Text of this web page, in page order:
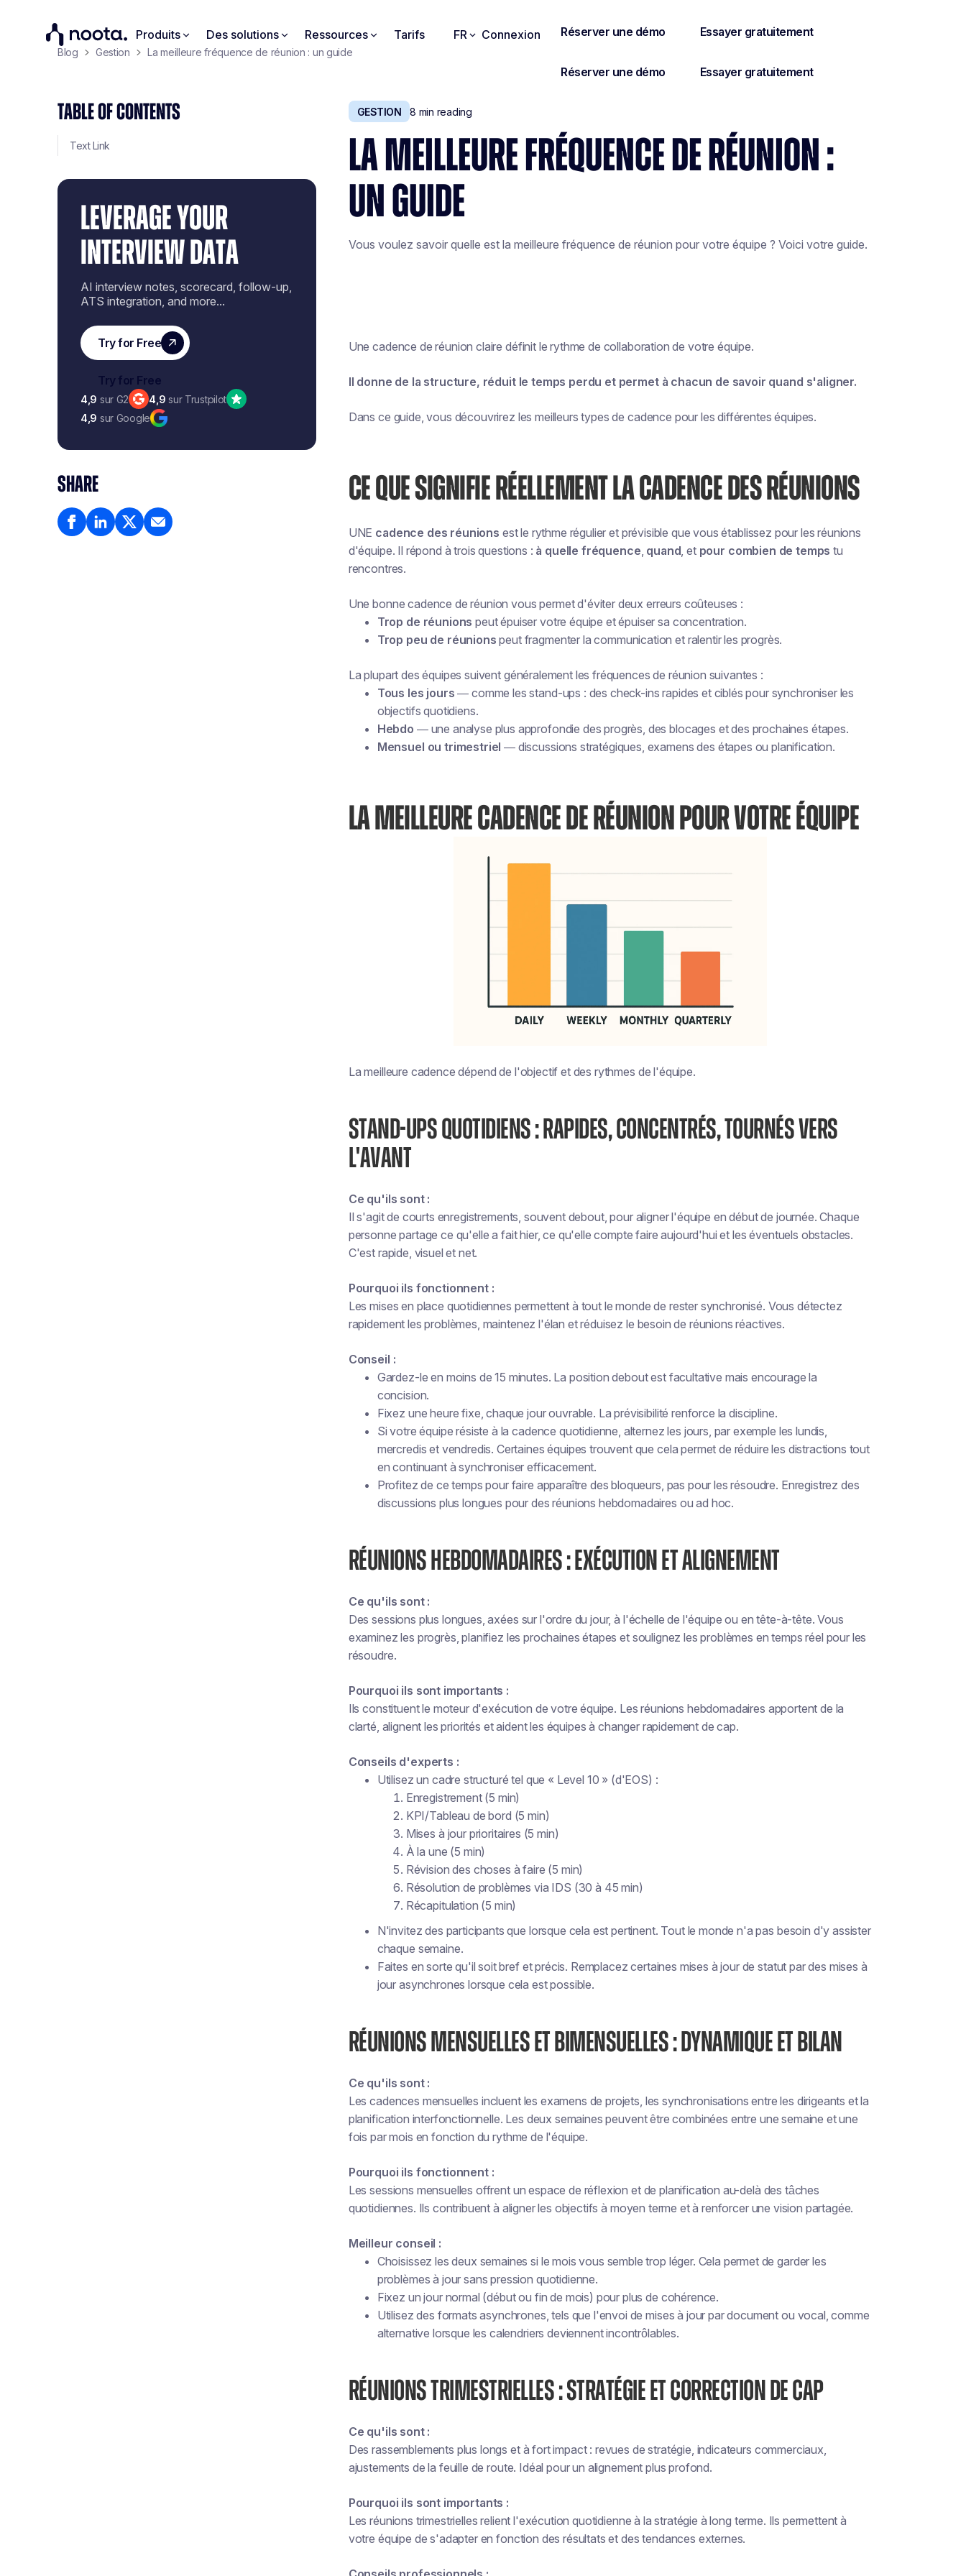
Produits Des solutions Ressources Tarifs FR Connexion
Blog Gestion La meilleure fréquence de réunion : un guide
TABLE OF CONTENTS
Text Link
LEVERAGE YOUR
INTERVIEW DATA
AI interview notes, scorecard, follow-up,
ATS integration, and more...
4,9 sur G2 4,9 sur Trustpilot
4,9 sur Google
SHARE
GESTION 8 min reading
LA MEILLEURE FRÉQUENCE DE RÉUNION :
UN GUIDE
Vous voulez savoir quelle est la meilleure fréquence de réunion pour votre équipe ? Voici votre guide.
Une cadence de réunion claire définit le rythme de collaboration de votre équipe.
Il donne de la structure, réduit le temps perdu et permet à chacun de savoir quand s'aligner.
Dans ce guide, vous découvrirez les meilleurs types de cadence pour les différentes équipes.
CE QUE SIGNIFIE RÉELLEMENT LA CADENCE DES RÉUNIONS
UNE cadence des réunions est le rythme régulier et prévisible que vous établissez pour les réunions
d'équipe. Il répond à trois questions : à quelle fréquence, quand, et pour combien de temps tu
rencontres.
Une bonne cadence de réunion vous permet d'éviter deux erreurs coûteuses :
Trop de réunions peut épuiser votre équipe et épuiser sa concentration.
Trop peu de réunions peut fragmenter la communication et ralentir les progrès.
La plupart des équipes suivent généralement les fréquences de réunion suivantes :
Tous les jours — comme les stand-ups : des check-ins rapides et ciblés pour synchroniser les
objectifs quotidiens.
Hebdo — une analyse plus approfondie des progrès, des blocages et des prochaines étapes.
Mensuel ou trimestriel — discussions stratégiques, examens des étapes ou planification.
LA MEILLEURE CADENCE DE RÉUNION POUR VOTRE ÉQUIPE
La meilleure cadence dépend de l'objectif et des rythmes de l'équipe.
STAND-UPS QUOTIDIENS : RAPIDES, CONCENTRÉS, TOURNÉS VERS
L'AVANT
Ce qu'ils sont :
Il s'agit de courts enregistrements, souvent debout, pour aligner l'équipe en début de journée. Chaque
personne partage ce qu'elle a fait hier, ce qu'elle compte faire aujourd'hui et les éventuels obstacles.
C'est rapide, visuel et net.
Pourquoi ils fonctionnent :
Les mises en place quotidiennes permettent à tout le monde de rester synchronisé. Vous détectez
rapidement les problèmes, maintenez l'élan et réduisez le besoin de réunions réactives.
Conseil :
Gardez-le en moins de 15 minutes. La position debout est facultative mais encourage la
concision.
Fixez une heure fixe, chaque jour ouvrable. La prévisibilité renforce la discipline.
Si votre équipe résiste à la cadence quotidienne, alternez les jours, par exemple les lundis,
mercredis et vendredis. Certaines équipes trouvent que cela permet de réduire les distractions tout
en continuant à synchroniser efficacement.
Profitez de ce temps pour faire apparaître des bloqueurs, pas pour les résoudre. Enregistrez des
discussions plus longues pour des réunions hebdomadaires ou ad hoc.
RÉUNIONS HEBDOMADAIRES : EXÉCUTION ET ALIGNEMENT
Ce qu'ils sont :
Des sessions plus longues, axées sur l'ordre du jour, à l'échelle de l'équipe ou en tête-à-tête. Vous
examinez les progrès, planifiez les prochaines étapes et soulignez les problèmes en temps réel pour les
résoudre.
Pourquoi ils sont importants :
Ils constituent le moteur d'exécution de votre équipe. Les réunions hebdomadaires apportent de la
clarté, alignent les priorités et aident les équipes à changer rapidement de cap.
Conseils d'experts :
Utilisez un cadre structuré tel que « Level 10 » (d'EOS) :
Enregistrement (5 min)
KPI/Tableau de bord (5 min)
Mises à jour prioritaires (5 min)
À la une (5 min)
Révision des choses à faire (5 min)
Résolution de problèmes via IDS (30 à 45 min)
Récapitulation (5 min)
N'invitez des participants que lorsque cela est pertinent. Tout le monde n'a pas besoin d'y assister
chaque semaine.
Faites en sorte qu'il soit bref et précis. Remplacez certaines mises à jour de statut par des mises à
jour asynchrones lorsque cela est possible.
RÉUNIONS MENSUELLES ET BIMENSUELLES : DYNAMIQUE ET BILAN
Ce qu'ils sont :
Les cadences mensuelles incluent les examens de projets, les synchronisations entre les dirigeants et la
planification interfonctionnelle. Les deux semaines peuvent être combinées entre une semaine et une
fois par mois en fonction du rythme de l'équipe.
Pourquoi ils fonctionnent :
Les sessions mensuelles offrent un espace de réflexion et de planification au-delà des tâches
quotidiennes. Ils contribuent à aligner les objectifs à moyen terme et à renforcer une vision partagée.
Meilleur conseil :
Choisissez les deux semaines si le mois vous semble trop léger. Cela permet de garder les
problèmes à jour sans pression quotidienne.
Fixez un jour normal (début ou fin de mois) pour plus de cohérence.
Utilisez des formats asynchrones, tels que l'envoi de mises à jour par document ou vocal, comme
alternative lorsque les calendriers deviennent incontrôlables.
RÉUNIONS TRIMESTRIELLES : STRATÉGIE ET CORRECTION DE CAP
Ce qu'ils sont :
Des rassemblements plus longs et à fort impact : revues de stratégie, indicateurs commerciaux,
ajustements de la feuille de route. Idéal pour un alignement plus profond.
Pourquoi ils sont importants :
Les réunions trimestrielles relient l'exécution quotidienne à la stratégie à long terme. Ils permettent à
votre équipe de s'adapter en fonction des résultats et des tendances externes.